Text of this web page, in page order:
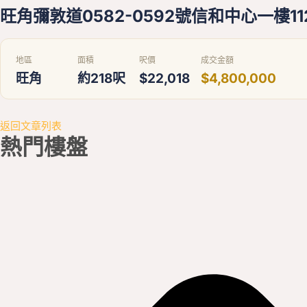
旺角彌敦道0582-0592號信和中心一樓
地區
旺角
面積
約218呎
呎價
$22,018
成交金額
$4,800,000
返回文章列表
熱門樓盤